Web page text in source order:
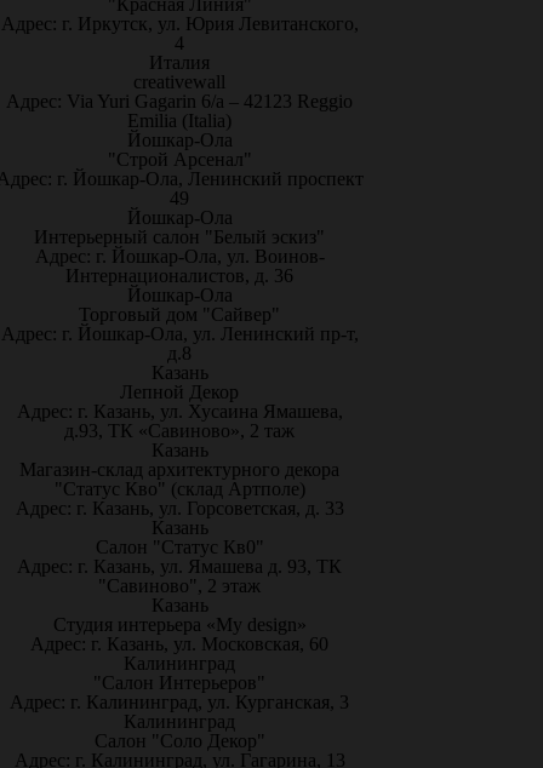
"Красная Линия"
Адрес: г. Иркутск, ул. Юрия Левитанского,
4
Италия
creativewall
Адрес: Via Yuri Gagarin 6/a – 42123 Reggio
Emilia (Italia)
Йошкар-Ола
"Строй Арсенал"
г. Йошкар-Ола, Ленинский проспект
49
Йошкар-Ола
Интерьерный салон "Белый эскиз"
Адрес: г. Йошкар-Ола, ул. Воинов-
Интернационалистов, д. 36
Йошкар-Ола
Торговый дом "Сайвер"
Адрес: г. Йошкар-Ола, ул. Ленинский пр-т,
д.8
Казань
Лепной Декор
Адрес: г. Казань, ул. Хусаина Ямашева,
д.93, ТК «Савиново», 2 таж
Казань
Магазин-склад архитектурного декора
"Статус Кво" (склад Артполе)
Адрес: г. Казань, ул. Горсоветская, д. 33
Казань
Салон "Статус Кв0"
Адрес: г. Казань, ул. Ямашева д. 93, ТК
"Савиново", 2 этаж
Казань
Студия интерьера «My design»
Адрес: г. Казань, ул. Московская, 60
Калининград
"Салон Интерьеров"
Адрес: г. Калининград, ул. Курганская, 3
Калининград
Салон "Соло Декор"
Адрес: г. Калининград, ул. Гагарина, 13